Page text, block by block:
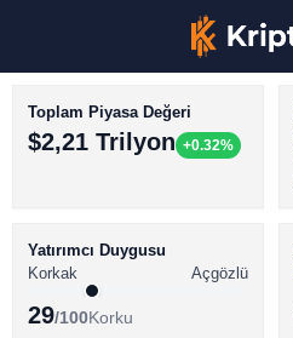
BİTCOİN HABERLERİ
ALTCOİN HABERLERİ
Toplam Piyasa Değeri
$2,21 Trilyon +0.32%
Yatırımcı Duygusu
Korkak
Açgözlü
29/100Korku